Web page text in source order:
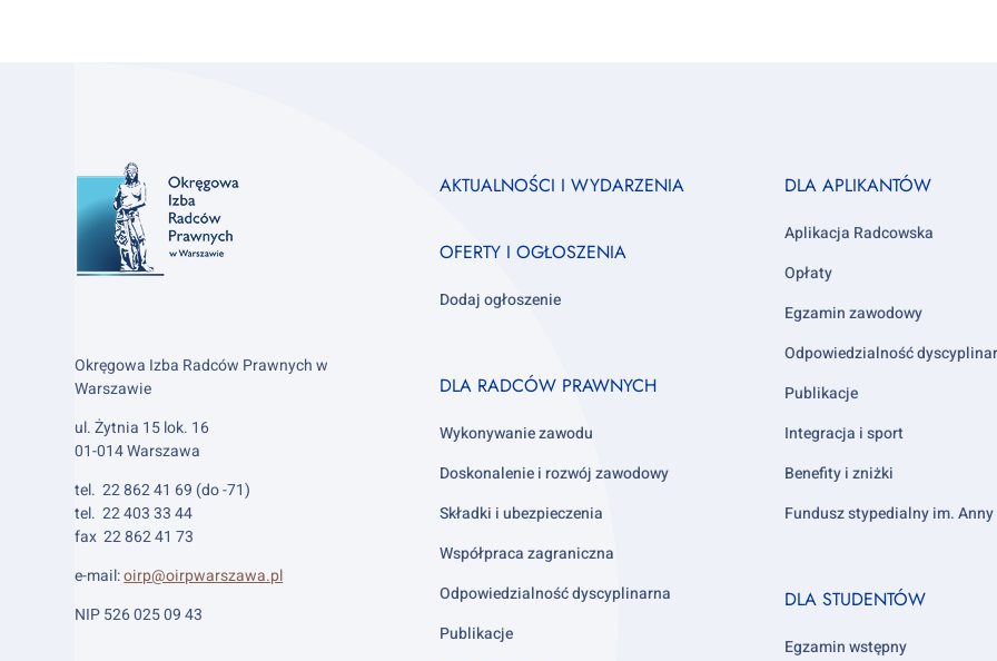
Okręgowa Izba Radców Prawnych w
Warszawie
ul. Żytnia 15 lok. 16
01-014 Warszawa
tel. 22 862 41 69 (do -71)
tel. 22 403 33 44
fax 22 862 41 73
e-mail:oirp@oirpwarszawa.pl
NIP 526 025 09 43
Footer
AKTUALNOŚCI I WYDARZENIA
OFERTY I OGŁOSZENIA
Dodaj ogłoszenie
Footer
2
DLA RADCÓW PRAWNYCH
Wykonywanie zawodu
Doskonalenie i rozwój zawodowy
Składki i ubezpieczenia
Współpraca zagraniczna
Odpowiedzialność dyscyplinarna
Publikacje
Footer
3
DLA APLIKANTÓW
Aplikacja Radcowska
Opłaty
Egzamin zawodowy
Odpowiedzialność
Publikacje
Integracja i sport
Benefity i zniżki
Fundusz stypedialny im.
Footer
4
DLA STUDENTÓW
Egzamin wstępny